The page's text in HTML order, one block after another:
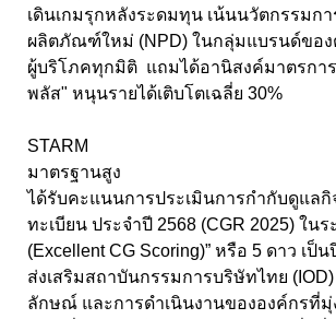
เดินเกมรุกหลังระดมทุน เน้นนวัตกรรมก
ผลิตภัณฑ์ใหม่ (NPD) ในกลุ่มแบรนด์ของ
ผู้บริโภคทุกมิติ แถมได้อานิสงค์มาตรกา
พลัส" หนุนรายได้เติบโตเฉลี่ย 30%
STARM
มาตรฐานสูง
ได้รับคะแนนการประเมินการกำกับดูแล
ทะเบียน ประจำปี 2568 (CGR 2025) ในร
(Excellent CG Scoring)” หรือ 5 ดาว เป็
ส่งเสริมสถาบันกรรมการบริษัทไทย
ลักษณ์ และการดำเนินงานขององค์กรที่มุ่